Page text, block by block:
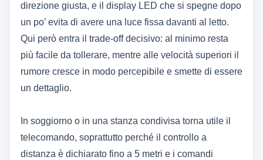
direzione giusta, e il display LED che si spegne dopo
un po’ evita di avere una luce fissa davanti al letto.
Qui però entra il trade-off decisivo: al minimo resta
più facile da tollerare, mentre alle velocità superiori il
rumore cresce in modo percepibile e smette di essere
un dettaglio.
In soggiorno o in una stanza condivisa torna utile il
telecomando, soprattutto perché il controllo a
distanza è dichiarato fino a 5 metri e i comandi